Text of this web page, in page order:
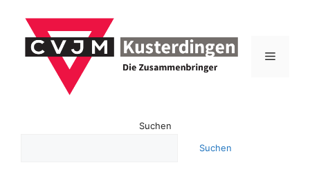
Inhalt
springen
Menü
Suchen
Suchen